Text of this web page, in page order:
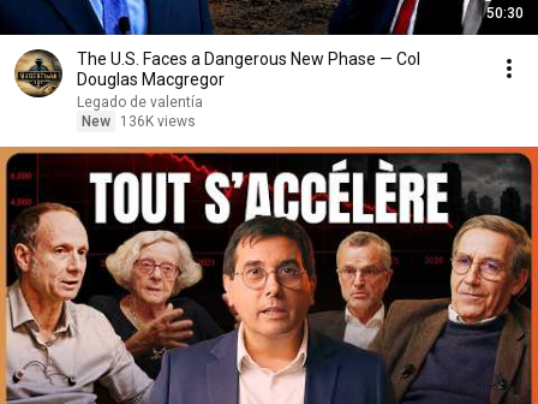
50:30
The U.S. Faces a Dangerous New Phase — Col
Douglas Macgregor
Legado de valentía
New
136K views